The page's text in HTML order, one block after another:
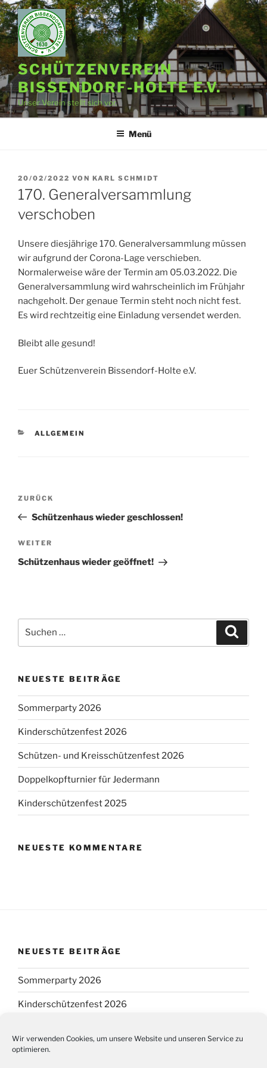
Wir verwenden Cookies, um unsere Website und unseren Service zu
optimieren.
Zum
Inhalt
springen
SCHÜTZENVEREIN
BISSENDORF-HOLTE E.V.
Unser Verein stellt sich vor.
Menü
VERÖFFENTLICHT
AM
20/02/2022 VON KARL SCHMIDT
170. Generalversammlung
verschoben
Unsere diesjährige 170. Generalversammlung müssen
wir aufgrund der Corona-Lage verschieben.
Normalerweise wäre der Termin am 05.03.2022. Die
Generalversammlung wird wahrscheinlich im Frühjahr
nachgeholt. Der genaue Termin steht noch nicht fest.
Es wird rechtzeitig eine Einladung versendet werden.
Bleibt alle gesund!
Euer Schützenverein Bissendorf-Holte e.V.
KATEGORIEN
ALLGEMEIN
Beitragsnavigation
Vorheriger
Beitrag
ZURÜCK
Schützenhaus wieder geschlossen!
Nächster
Beitrag
WEITER
Schützenhaus wieder geöffnet!
nach:
NEUESTE BEITRÄGE
Sommerparty 2026
Kinderschützenfest 2026
Schützen- und Kreisschützenfest 2026
Doppelkopfturnier für Jedermann
Kinderschützenfest 2025
NEUESTE KOMMENTARE
NEUESTE BEITRÄGE
Sommerparty 2026
Kinderschützenfest 2026